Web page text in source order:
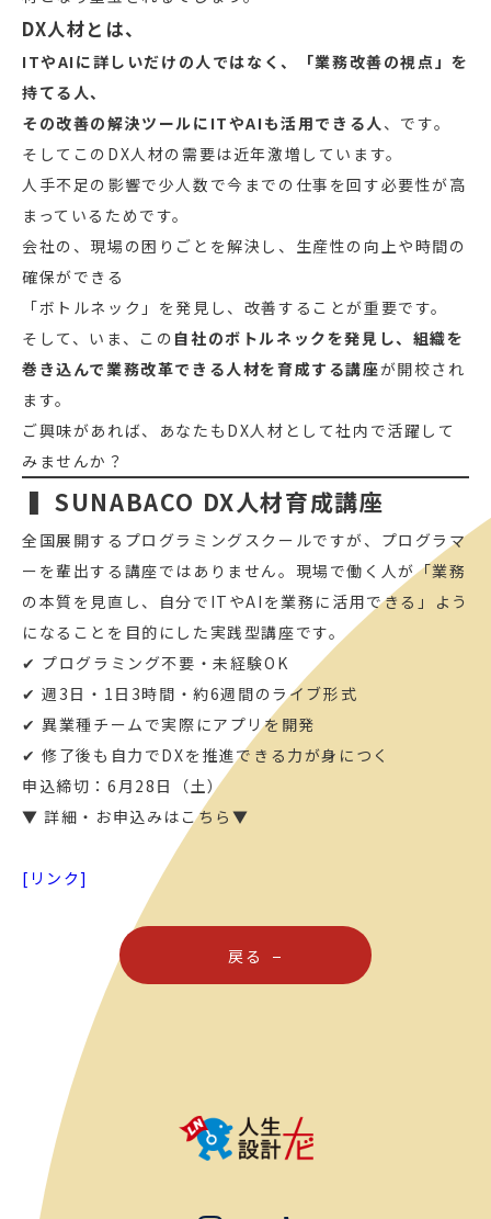
DX人材とは、
ITやAIに詳しいだけの人ではなく、「業務改善の視点」を
持てる人、
その改善の解決ツールにITやAIも活用できる人、です。
そしてこのDX人材の需要は近年激増しています。
人手不足の影響で少人数で今までの仕事を回す必要性が高
まっているためです。
会社の、現場の困りごとを解決し、生産性の向上や時間の
確保ができる
「ボトルネック」を発見し、改善することが重要です。
そして、いま、この 自社のボトルネックを発見し、組織を
巻き込んで業務改革できる人材を育成する講座が開校され
ます。
ご興味があれば、あなたもDX人材として社内で活躍して
みませんか？
▍SUNABACO DX人材育成講座
全国展開するプログラミングスクールですが、プログラマ
ーを輩出する講座ではありません。現場で働く人が「業務
の本質を見直し、自分でITやAIを業務に活用できる」よう
になることを目的にした実践型講座です。
✔ プログラミング不要・未経験OK
✔ 週3日・1日3時間・約6週間のライブ形式
✔ 異業種チームで実際にアプリを開発
✔ 修了後も自力でDXを推進できる力が身につく
申込締切：6月28日（土）
▼ 詳細・お申込みはこちら▼
[リンク]
戻る